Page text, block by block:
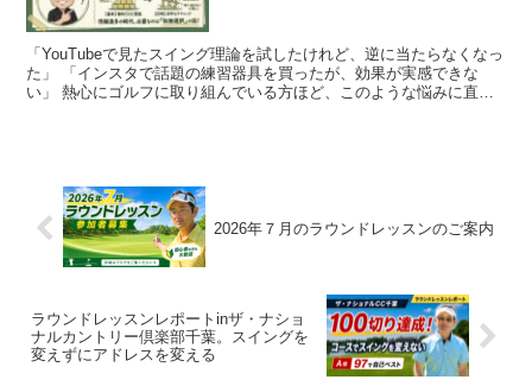
「YouTubeで見たスイング理論を試したけれど、逆に当たらなくなっ
た」 「インスタで話題の練習器具を買ったが、効果が実感できな
い」 熱心にゴルフに取り組んでいる方ほど、このような悩みに直面
2026年７月のラウンドレッスンのご案内
ラウンドレッスンレポートinザ・ナショ
ナルカントリー倶楽部千葉。スイングを
変えずにアドレスを変える